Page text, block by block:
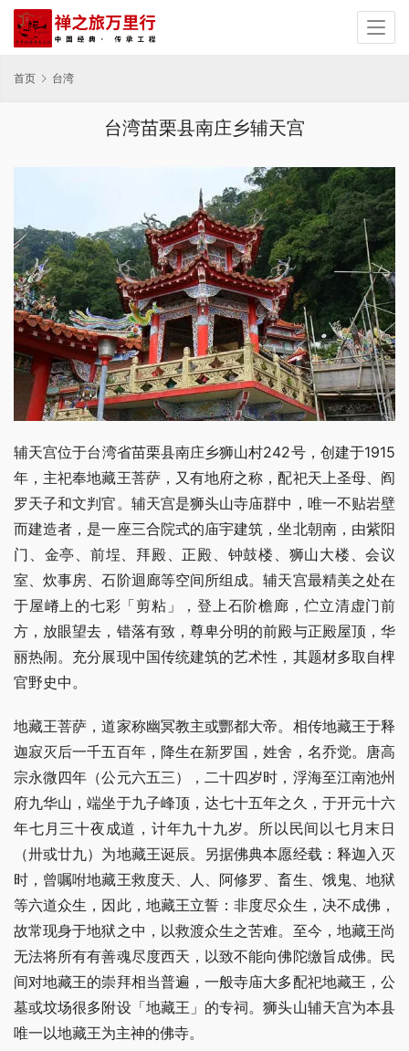
首页 台湾
台湾苗栗县南庄乡辅天宫
辅天宫位于台湾省苗栗县南庄乡狮山村242号，创建于1915
年，主祀奉地藏王菩萨，又有地府之称，配祀天上圣母、阎
罗天子和文判官。辅天宫是狮头山寺庙群中，唯一不贴岩壁
而建造者，是一座三合院式的庙宇建筑，坐北朝南，由紫阳
门、金亭、前埕、拜殿、正殿、钟鼓楼、狮山大楼、会议
室、炊事房、石阶迴廊等空间所组成。辅天宫最精美之处在
于屋嵴上的七彩「剪粘」，登上石阶檐廊，伫立清虚门前
方，放眼望去，错落有致，尊卑分明的前殿与正殿屋顶，华
丽热闹。充分展现中国传统建筑的艺术性，其题材多取自椑
官野史中。
地藏王菩萨，道家称幽冥教主或酆都大帝。相传地藏王于释
迦寂灭后一千五百年，降生在新罗国，姓舍，名乔觉。唐高
宗永微四年（公元六五三），二十四岁时，浮海至江南池州
府九华山，端坐于九子峰顶，达七十五年之久，于开元十六
年七月三十夜成道，计年九十九岁。所以民间以七月末日
（卅或廿九）为地藏王诞辰。另据佛典本愿经载：释迦入灭
时，曾嘱咐地藏王救度天、人、阿修罗、畜生、饿鬼、地狱
等六道众生，因此，地藏王立誓：非度尽众生，决不成佛，
故常现身于地狱之中，以救渡众生之苦难。至今，地藏王尚
无法将所有有善魂尽度西天，以致不能向佛陀缴旨成佛。民
间对地藏王的崇拜相当普遍，一般寺庙大多配祀地藏王，公
墓或坟场很多附设「地藏王」的专祠。狮头山辅天宫为本县
唯一以地藏王为主神的佛寺。